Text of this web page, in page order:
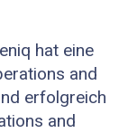
hat eine
and
erfolgreich
and